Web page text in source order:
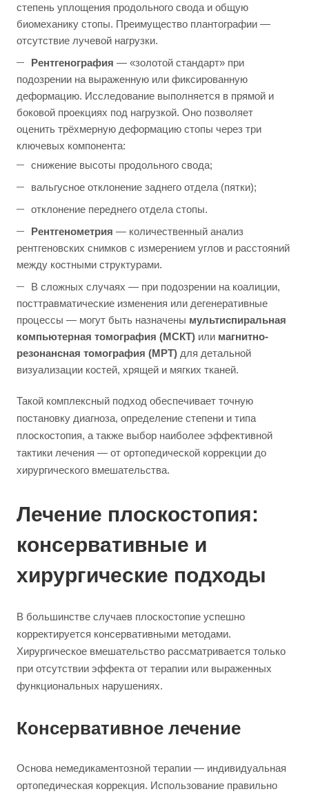
степень уплощения продольного свода и общую
биомеханику стопы. Преимущество плантографии —
отсутствие лучевой нагрузки.
Рентгенография — «золотой стандарт» при
подозрении на выраженную или фиксированную
деформацию. Исследование выполняется в прямой и
боковой проекциях под нагрузкой. Оно позволяет
оценить трёхмерную деформацию стопы через три
ключевых компонента:
снижение высоты продольного свода;
вальгусное отклонение заднего отдела (пятки);
отклонение переднего отдела стопы.
Рентгенометрия — количественный анализ
рентгеновских снимков с измерением углов и расстояний
между костными структурами.
В сложных случаях — при подозрении на коалиции,
посттравматические изменения или дегенеративные
процессы — могут быть назначены мультиспиральная
компьютерная томография (МСКТ) или магнитно-
резонансная томография (МРТ) для детальной
визуализации костей, хрящей и мягких тканей.
Такой комплексный подход обеспечивает точную
постановку диагноза, определение степени и типа
плоскостопия, а также выбор наиболее эффективной
тактики лечения — от ортопедической коррекции до
хирургического вмешательства.
Лечение плоскостопия:
консервативные и
хирургические подходы
В большинстве случаев плоскостопие успешно
корректируется консервативными методами.
Хирургическое вмешательство рассматривается только
при отсутствии эффекта от терапии или выраженных
функциональных нарушениях.
Консервативное лечение
Основа немедикаментозной терапии — индивидуальная
ортопедическая коррекция. Использование правильно